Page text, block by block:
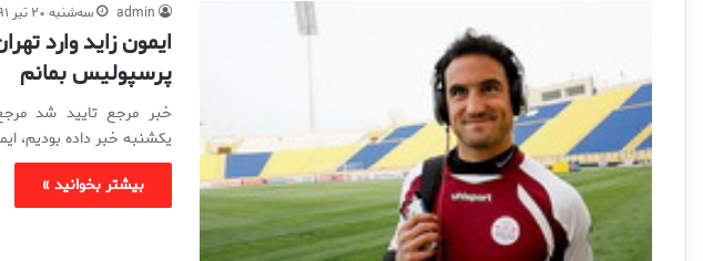
admin سه‌شنبه ۲۰ تیر ۱۳۹۱ - ۰۷:۰۵
ایمون زاید وارد
پرسپولیس بمانم
خبر مرجع تایید شد
یکشنبه خبر داده بودیم،
بیشتر بخوانید »